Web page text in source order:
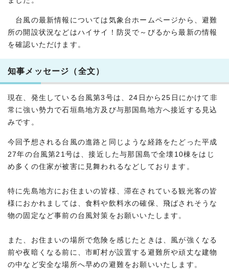
台風の最新情報については気象台ホームページから、避難
所の開設状況などはハイサイ！防災で～びるから最新の情報
を確認いただけます。
知事メッセージ（全文）
現在、発生している台風第3号は、24日から25日にかけて非
常に強い勢力で石垣島地方及び与那国島地方へ接近する見込
みです。
今回予想される台風の進路と同じような経路をたどった平成
27年の台風第21号は、接近した与那国島で全壊10棟をはじ
め多くの住家が被害に見舞われるなどしております。
特に先島地方にお住まいの皆様、滞在されている観光客の皆
様におかれましては、食料や飲料水の確保、飛ばされそうな
物の固定など事前の台風対策をお願いいたします。
また、お住まいの場所で危険を感じたときは、風が強くなる
前や夜暗くなる前に、市町村が設置する避難所や頑丈な建物
の中など安全な場所へ早めの避難をお願いいたします。